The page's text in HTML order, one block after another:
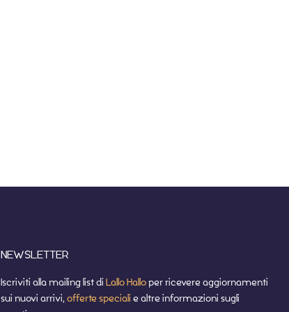
NEWSLETTER
Iscriviti alla mailing list di Lallo Halloper ricevere aggiornamenti
sui nuovi arrivi,offerte speciali e altre informazioni sugli